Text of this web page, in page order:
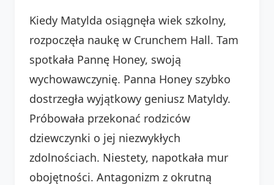
Kiedy Matylda osiągnęła wiek szkolny,
rozpoczęła naukę w Crunchem Hall. Tam
spotkała Pannę Honey, swoją
wychowawczynię. Panna Honey szybko
dostrzegła wyjątkowy geniusz Matyldy.
Próbowała przekonać rodziców
dziewczynki o jej niezwykłych
zdolnościach. Niestety, napotkała mur
obojętności. Antagonizm z okrutną